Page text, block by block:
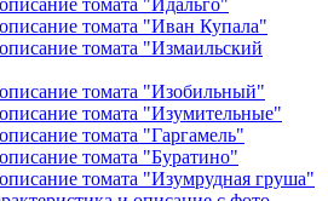
томата "Иван Купала"
томата "Измаильский
томата "Изобильный"
томата "Изумительные"
томата "Гаргамель"
томата "Буратино"
томата "Изумрудная груша"